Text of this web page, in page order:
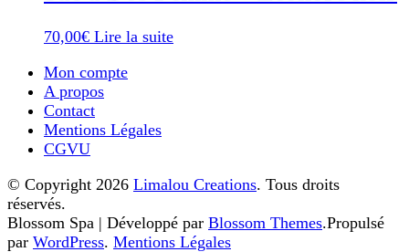
70,00€ Lire la suite
Mon compte
A propos
Contact
Mentions Légales
CGVU
© Copyright 2026 Limalou Creations. Tous droits
réservés.
Blossom Spa | Développé par Blossom Themes.Propulsé
par WordPress. Mentions Légales